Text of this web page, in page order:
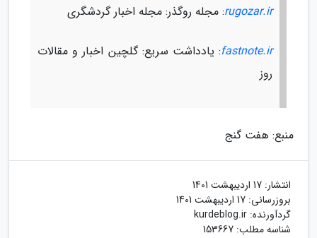
rugozar.ir: مجله روگذر: مجله اخبار گردشگری
fastnote.ir: یادداشت سریع: گلچین اخبار و مقالات
روز
منبع: هفت گنج
انتشار: 17 اردیبهشت 1401
بروزرسانی: 17 اردیبهشت 1401
گردآورنده: kurdeblog.ir
شناسه مطلب: 153667